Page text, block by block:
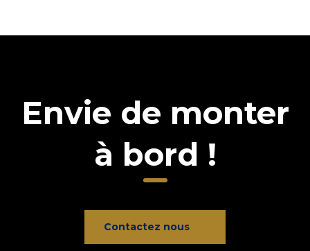
Envie de monter
à bord !
Contactez nous